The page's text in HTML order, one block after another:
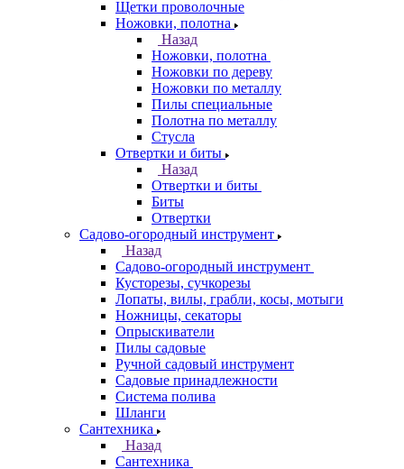
Щетки проволочные
Ножовки, полотна
Назад
Ножовки, полотна
Ножовки по дереву
Ножовки по металлу
Пилы специальные
Полотна по металлу
Стусла
Отвертки и биты
Назад
Отвертки и биты
Биты
Отвертки
Садово-огородный инструмент
Назад
Садово-огородный инструмент
Кусторезы, сучкорезы
Лопаты, вилы, грабли, косы, мотыги
Ножницы, секаторы
Опрыскиватели
Пилы садовые
Ручной садовый инструмент
Садовые принадлежности
Система полива
Шланги
Сантехника
Назад
Сантехника